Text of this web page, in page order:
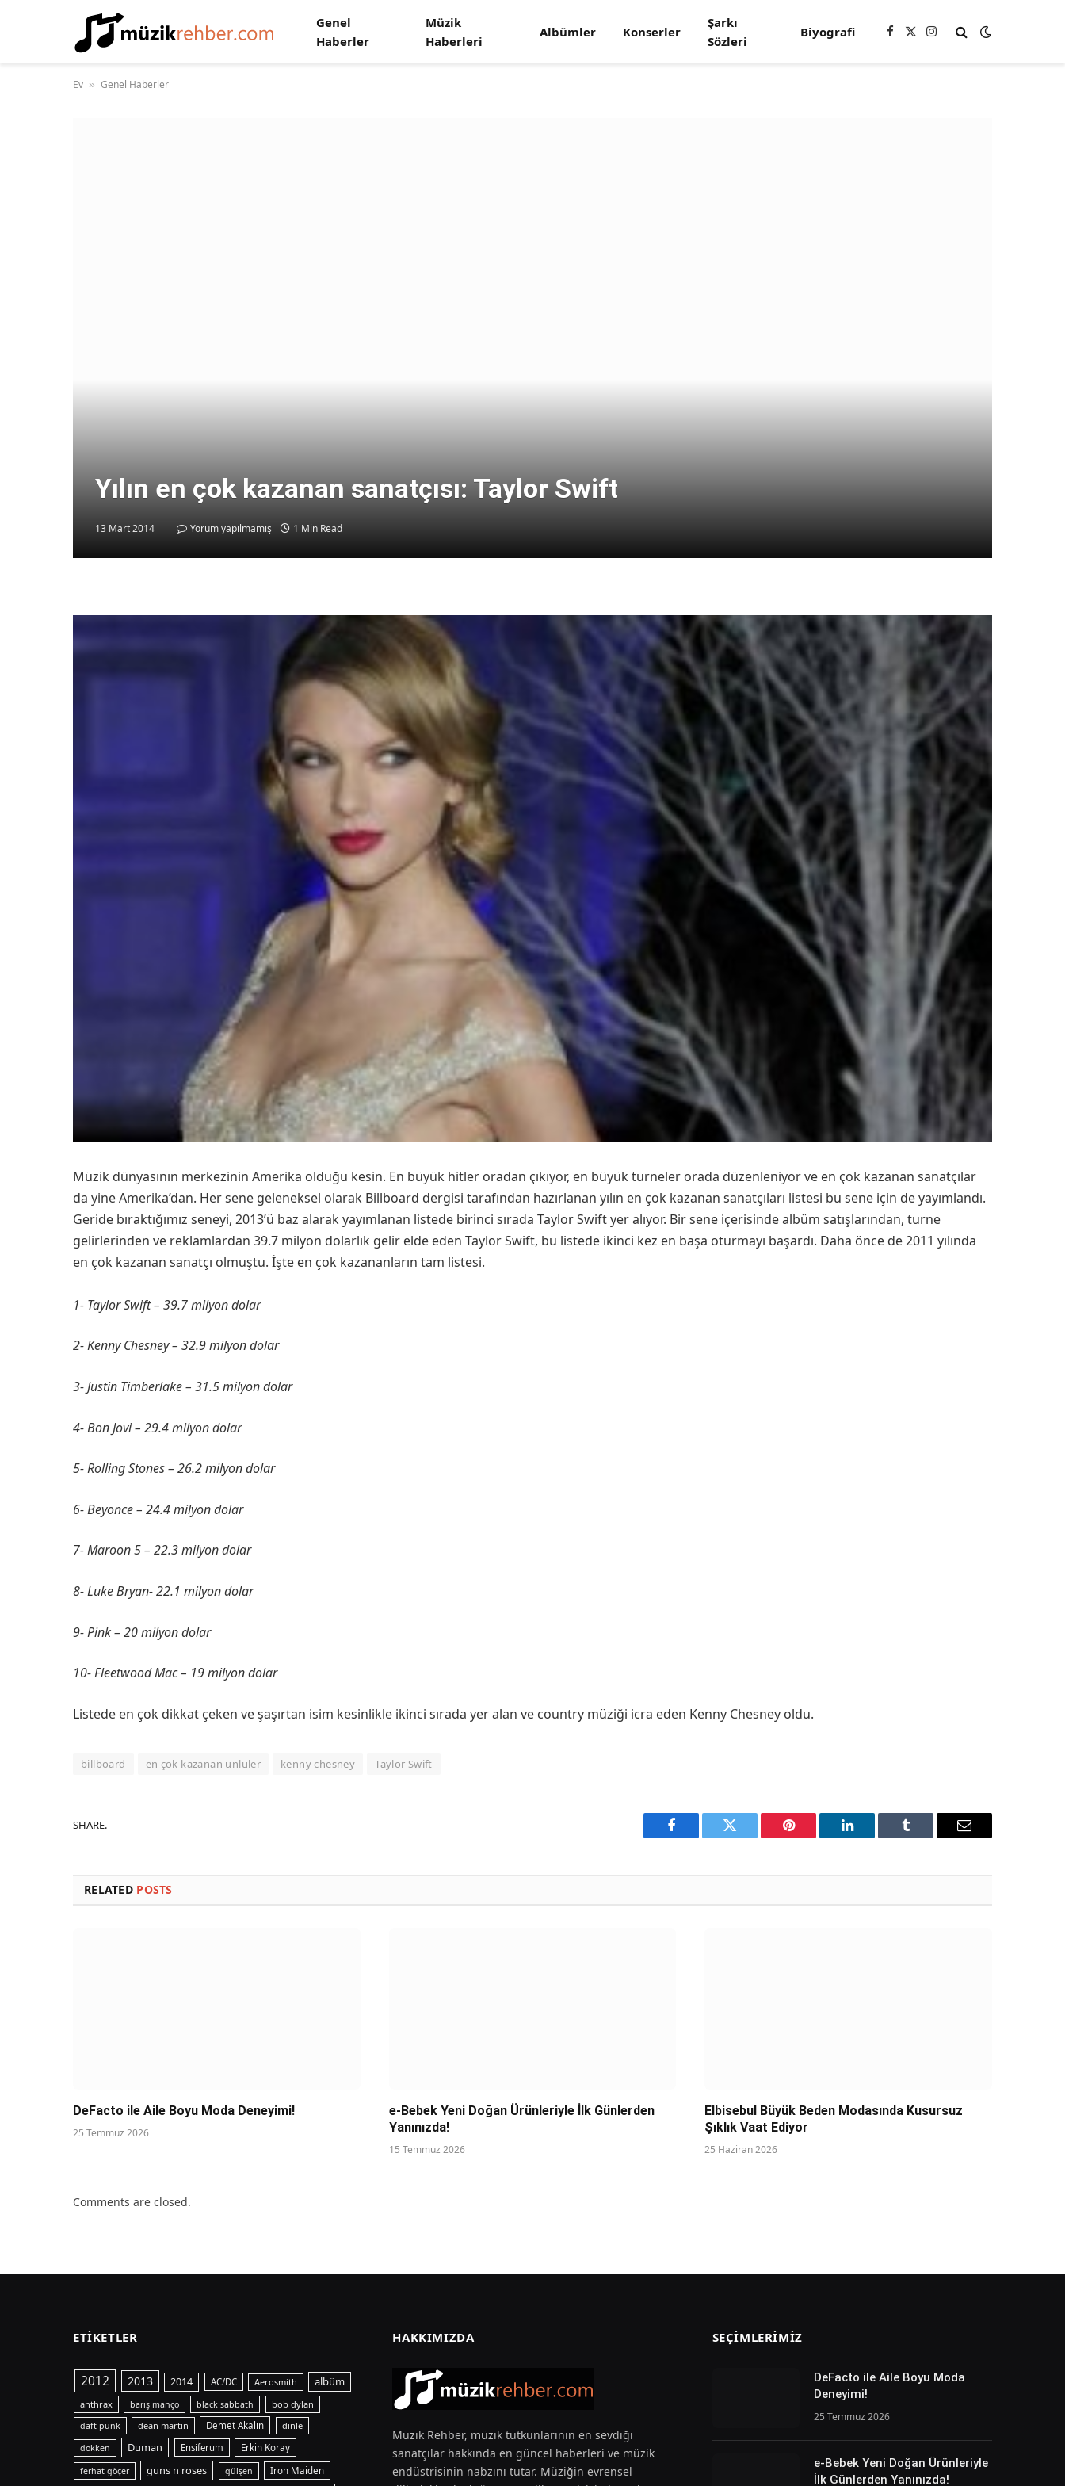
Genel
Haberler
Müzik
Haberleri
Albümler Konserler
Şarkı
Sözleri
Biyografi Facebook
X
Instagram
Ev » Genel Haberler
Yılın en çok kazanan sanatçısı: Taylor Swift
13 Mart 2014 Yorum yapılmamış 1 Min Read
Müzik dünyasının merkezinin Amerika olduğu kesin. En büyük hitler oradan çıkıyor, en büyük turneler orada düzenleniyor ve en çok kazanan sanatçılar
da yine Amerika’dan. Her sene geleneksel olarak Billboard dergisi tarafından hazırlanan yılın en çok kazanan sanatçıları listesi bu sene için de yayımlandı.
Geride bıraktığımız seneyi, 2013’ü baz alarak yayımlanan listede birinci sırada Taylor Swift yer alıyor. Bir sene içerisinde albüm satışlarından, turne
gelirlerinden ve reklamlardan 39.7 milyon dolarlık gelir elde eden Taylor Swift, bu listede ikinci kez en başa oturmayı başardı. Daha önce de 2011 yılında
en çok kazanan sanatçı olmuştu. İşte en çok kazananların tam listesi.
1- Taylor Swift – 39.7 milyon dolar
2- Kenny Chesney – 32.9 milyon dolar
3- Justin Timberlake – 31.5 milyon dolar
4- Bon Jovi – 29.4 milyon dolar
5- Rolling Stones – 26.2 milyon dolar
6- Beyonce – 24.4 milyon dolar
7- Maroon 5 – 22.3 milyon dolar
8- Luke Bryan- 22.1 milyon dolar
9- Pink – 20 milyon dolar
10- Fleetwood Mac – 19 milyon dolar
Listede en çok dikkat çeken ve şaşırtan isim kesinlikle ikinci sırada yer alan ve country müziği icra eden Kenny Chesney oldu.
billboard en çok kazanan ünlüler kenny chesney Taylor Swift
SHARE.
Facebook Twitter Pinterest LinkedIn Tumblr Email
RELATED POSTS
DeFacto ile Aile Boyu Moda Deneyimi!
25 Temmuz 2026
e-Bebek Yeni Doğan Ürünleriyle İlk Günlerden
Yanınızda!
15 Temmuz 2026
Elbisebul Büyük Beden Modasında Kusursuz
Şıklık Vaat Ediyor
25 Haziran 2026
Comments are closed.
ETIKETLER
2012 2013 2014 AC/DC Aerosmith albüm
anthrax barış manço black sabbath bob dylan
daft punk dean martin Demet Akalın dinle
dokken Duman Ensiferum Erkin Koray
ferhat göçer guns n roses gülşen Iron Maiden
HAKKIMIZDA
Müzik Rehber, müzik tutkunlarının en sevdiği
sanatçılar hakkında en güncel haberleri ve müzik
endüstrisinin nabzını tutar. Müziğin evrensel
SEÇIMLERIMIZ
DeFacto ile Aile Boyu Moda
Deneyimi!
25 Temmuz 2026
e-Bebek Yeni Doğan Ürünleriyle
İlk Günlerden Yanınızda!